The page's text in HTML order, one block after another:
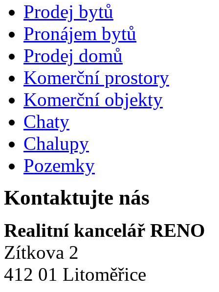
Prodej bytů
Pronájem bytů
Prodej domů
Komerční prostory
Komerční objekty
Chaty
Chalupy
Pozemky
Kontaktujte nás
Realitní kancelář RENO
Zítkova 2
412 01 Litoměřice